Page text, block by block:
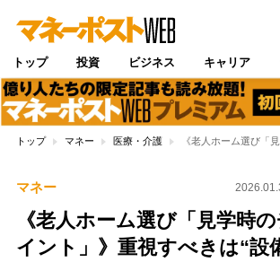
トップ 投資 ビジネス キャリア
トップ マネー 医療・介護 《老人ホーム選び「
マネー
《老人ホーム選び「見学時
イント」》重視すべきは“設